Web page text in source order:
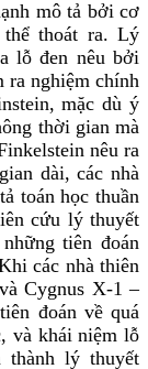
mô tả bởi cơ
thể thoát ra. Lý
lỗ đen nêu bởi
ra nghiệm chính
mặc dù ý
thời gian mà
nêu ra
dài, các nhà
toán học thuần
cứu lý thuyết
tiên đoán
các nhà thiên
Cygnus X-1 –
đoán về quá
và khái niệm lỗ
thành lý thuyết